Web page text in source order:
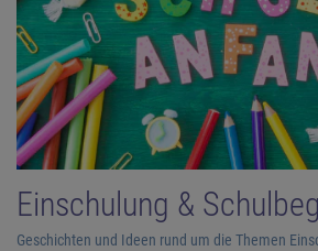
Einschulung &
Geschichten und Ideen rund um die Themen